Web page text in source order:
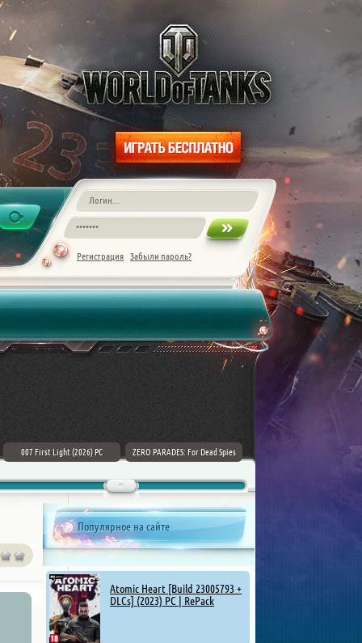
Регистрация Забыли пароль?
007 First Light (2026) PC
ZERO PARADES: For Dead Spies
Mount & Blade II: Bannerlord [v
Популярное на сайте
Atomic Heart [Build 23005793 +
DLCs] (2023) PC | RePack